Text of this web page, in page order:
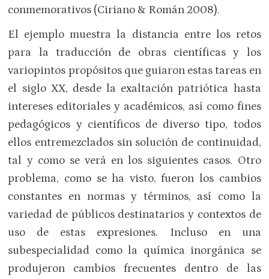
conmemorativos (Ciriano & Román 2008).
El ejemplo muestra la distancia entre los retos
para la traducción de obras científicas y los
variopintos propósitos que guiaron estas tareas en
el siglo XX, desde la exaltación patriótica hasta
intereses editoriales y académicos, así como fines
pedagógicos y científicos de diverso tipo, todos
ellos entremezclados sin solución de continuidad,
tal y como se verá en los siguientes casos. Otro
problema, como se ha visto, fueron los cambios
constantes en normas y términos, así como la
variedad de públicos destinatarios y contextos de
uso de estas expresiones. Incluso en una
subespecialidad como la química inorgánica se
produjeron cambios frecuentes dentro de las